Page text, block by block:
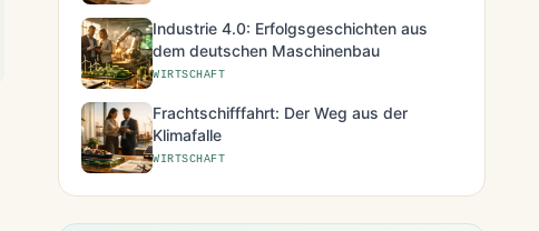
Industrie 4.0: Erfolgsgeschichten aus
dem deutschen Maschinenbau
WIRTSCHAFT
Frachtschifffahrt: Der Weg aus der
Klimafalle
WIRTSCHAFT